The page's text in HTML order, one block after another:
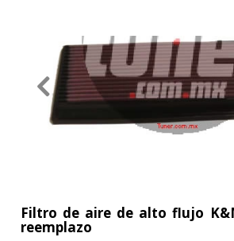
About
Services
Filtro de aire de alto flujo
reemplazo